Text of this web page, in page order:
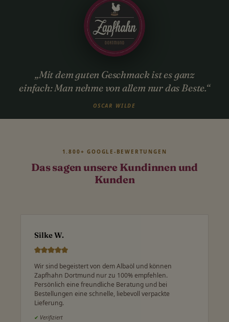
„Mit dem guten Geschmack ist es ganz
einfach: Man nehme von allem nur das Beste.“
OSCAR WILDE
Das sagen unsere Kundinnen und
Kunden
1.800+ GOOGLE-BEWERTUNGEN
Silke W.
Wir sind begeistert von dem Albaöl und können
Zapfhahn Dortmund nur zu 100% empfehlen.
Persönlich eine freundliche Beratung und bei
Bestellungen eine schnelle, liebevoll verpackte
Lieferung.
✔ Verifiziert